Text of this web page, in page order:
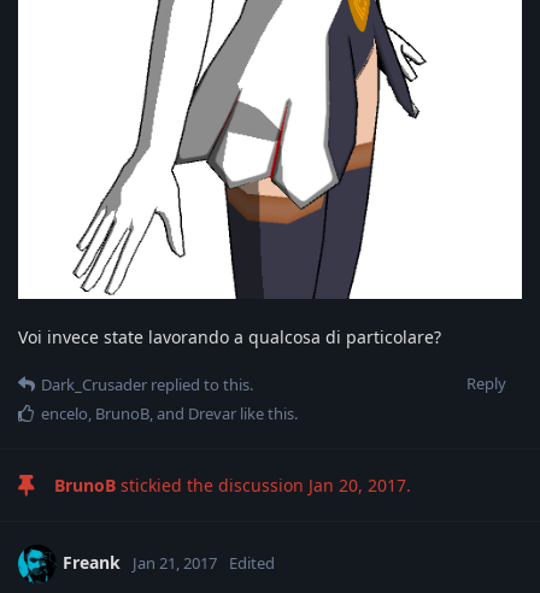
Voi invece state lavorando a qualcosa di particolare?
Reply
Dark_Crusader replied to this.
encelo, BrunoB, and Drevar like this.
BrunoB stickied the discussion Jan 20, 2017.
Freank Jan 21, 2017 Edited